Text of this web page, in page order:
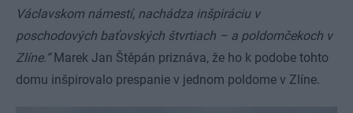
Václavskom námestí, nachádza inšpiráciu v
poschodových baťovských štvrtiach – a poldomčekoch v
Zlíne.“Marek Jan Štěpán priznáva, že ho k podobe tohto
domu inšpirovalo prespanie v jednom poldome v Zlíne.